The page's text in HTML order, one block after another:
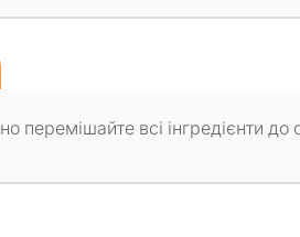
перемішайте всі інгредієнти до